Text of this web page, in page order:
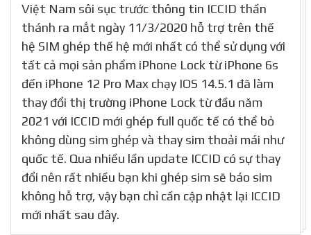
Việt Nam sôi sục trước thông tin ICCID thần
thánh ra mắt ngày 11/3/2020 hỗ trợ trên thế
hệ SIM ghép thế hệ mới nhất có thể sử dụng với
tất cả mọi sản phẩm iPhone Lock từ iPhone 6s
đến iPhone 12 Pro Max chạy IOS 14.5.1 đã làm
thay đổi thị trường iPhone Lock từ đầu năm
2021 với ICCID mới ghép full quốc tế có thể bỏ
không dùng sim ghép và thay sim thoải mái như
quốc tế. Qua nhiều lần update ICCID có sự thay
đổi nên rất nhiều bạn khi ghép sim sẽ báo sim
không hỗ trợ, vậy bạn chỉ cần cập nhật lại ICCID
mới nhất sau đây.